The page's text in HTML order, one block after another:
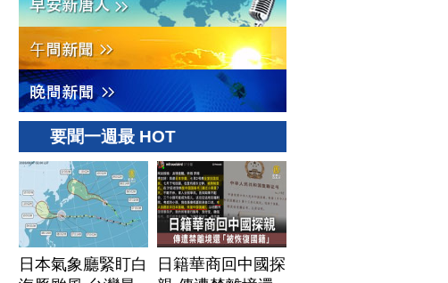
要聞一週最 HOT
日本氣象廳緊盯白
日籍華商回中國探